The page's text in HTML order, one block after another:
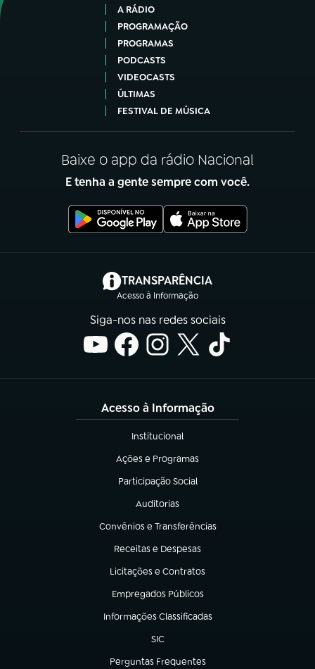
A RÁDIO
PROGRAMAÇÃO
PROGRAMAS
PODCASTS
VIDEOCASTS
ÚLTIMAS
FESTIVAL DE MÚSICA
Baixe o app da rádio Nacional
E tenha a gente sempre com você.
TRANSPARÊNCIA
Acesso à Informação
(abre em nova aba)
Siga-nos nas redes sociais
Acesso à Informação
Institucional
(abre em nova aba)
Ações e Programas
(abre em nova aba)
Participação Social
(abre em nova aba)
Auditorias
(abre em nova aba)
Convênios e Transferências
(abre em nova aba)
Receitas e Despesas
(abre em nova aba)
Licitações e Contratos
(abre em nova aba)
Empregados Públicos
(abre em nova aba)
Informações Classificadas
(abre em nova aba)
SIC
(abre em nova aba)
Perguntas Frequentes
(abre em nova aba)